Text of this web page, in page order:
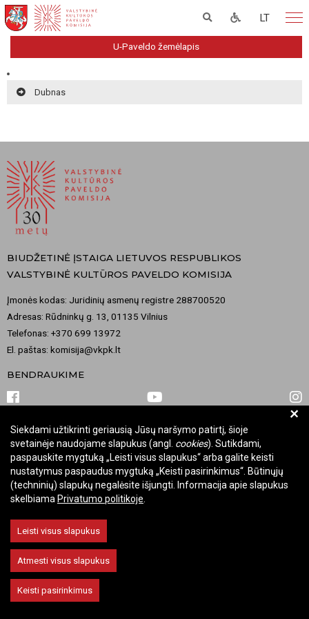
LT
U-Paveldo žemėlapis
Dubnas
BIUDŽETINĖ ĮSTAIGA LIETUVOS RESPUBLIKOS
VALSTYBINĖ KULTŪROS PAVELDO KOMISIJA
Įmonės kodas: Juridinių asmenų registre 288700520
Adresas: Rūdninkų g. 13, 01135 Vilnius
Telefonas: +370 699 13972
El. paštas: komisija@vkpk.lt
BENDRAUKIME
© 2026 Valstybinė kultūros paveldo komisija. Visos teisės saugomos.
Keisti slapukų nustatymus
+
Siekdami užtikrinti geriausią Jūsų naršymo patirtį, šioje
svetainėje naudojame slapukus (angl. cookies). Sutikdami,
paspauskite mygtuką „Leisti visus slapukus“ arba galite keisti
nustatymus paspaudus mygtuką „Keisti pasirinkimus“. Būtinųjų
(techninių) slapukų negalėsite išjungti. Informacija apie slapukus
skelbiama Privatumo politikoje
Leisti visus slapukus
Atmesti visus slapukus
Keisti pasirinkimus